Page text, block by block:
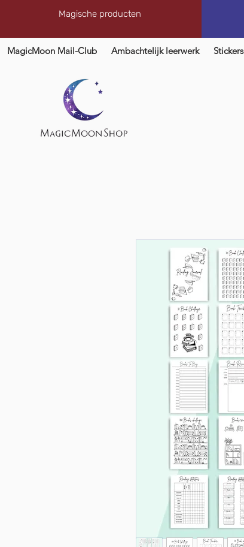
Magische producten
MagicMoon Mail-Club Ambachtelijk leerwerk Stickers